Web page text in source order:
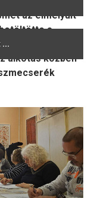
az elmélyült
a
zizegése, a
alkotás közben